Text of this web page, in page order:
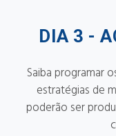
DIA 3 -
Saiba programar
estratégias de
poderão ser